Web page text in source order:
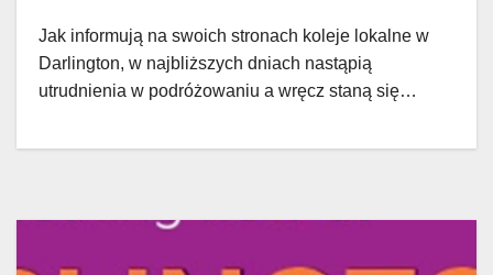
Jak informują na swoich stronach koleje lokalne w
Darlington, w najbliższych dniach nastąpią
utrudnienia w podróżowaniu a wręcz staną się…